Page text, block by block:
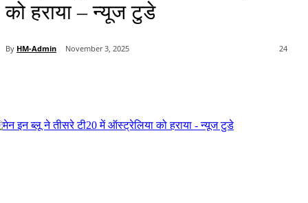
को हराया – न्यूज टुडे
By HM-Admin November 3, 2025 24